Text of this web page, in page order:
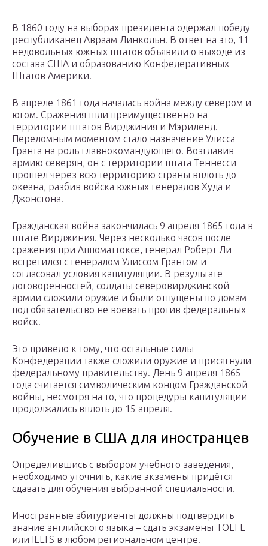
В 1860 году на выборах президента одержал победу
республиканец Авраам Линкольн. В ответ на это, 11
недовольных южных штатов объявили о выходе из
состава США и образованию Конфедеративных
Штатов Америки.
В апреле 1861 года началась война между севером и
югом. Сражения шли преимущественно на
территории штатов Вирджиния и Мэриленд.
Переломным моментом стало назначение Улисса
Гранта на роль главнокомандующего. Возглавив
армию северян, он с территории штата Теннесси
прошел через всю территорию страны вплоть до
океана, разбив войска южных генералов Худа и
Джонстона.
Гражданская война закончилась 9 апреля 1865 года в
штате Вирджиния. Через несколько часов после
сражения при Аппоматтоксе, генерал Роберт Ли
встретился с генералом Улиссом Грантом и
согласовал условия капитуляции. В результате
договоренностей, солдаты северовирджинской
армии сложили оружие и были отпущены по домам
под обязательство не воевать против федеральных
войск.
Это привело к тому, что остальные силы
Конфедерации также сложили оружие и присягнули
федеральному правительству. День 9 апреля 1865
года считается символическим концом Гражданской
войны, несмотря на то, что процедуры капитуляции
продолжались вплоть до 15 апреля.
Обучение в США для иностранцев
Определившись с выбором учебного заведения,
необходимо уточнить, какие экзамены придётся
сдавать для обучения выбранной специальности.
Иностранные абитуриенты должны подтвердить
знание английского языка – сдать экзамены TOEFL
или IELTS в любом региональном центре.